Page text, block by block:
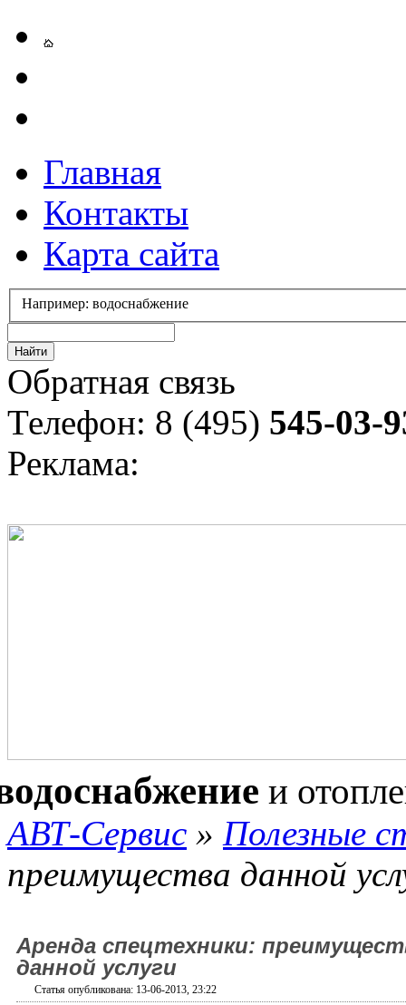
Главная
Контакты
Карта сайта
Например: водоснабжение
Обратная связь
Телефон: 8 (495) 545-03-
Реклама:
и
АВТ-Сервис » Полезные
преимущества данной
Аренда спецтехники:
данной услуги
Статья опубликована: 13-06-2013, 23:22